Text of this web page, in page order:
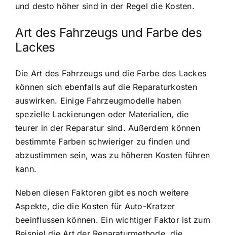
und desto höher sind in der Regel die Kosten.
Art des Fahrzeugs und Farbe des
Lackes
Die Art des Fahrzeugs und die Farbe des Lackes
können sich ebenfalls auf die Reparaturkosten
auswirken. Einige Fahrzeugmodelle haben
spezielle Lackierungen oder Materialien, die
teurer in der Reparatur sind. Außerdem können
bestimmte Farben schwieriger zu finden und
abzustimmen sein, was zu höheren Kosten führen
kann.
Neben diesen Faktoren gibt es noch weitere
Aspekte, die die Kosten für Auto-Kratzer
beeinflussen können. Ein wichtiger Faktor ist zum